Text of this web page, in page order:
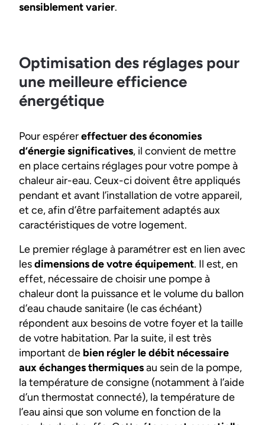
sensiblement varier.
Optimisation des réglages pour
une meilleure efficience
énergétique
Pour espérereffectuer des économies
d’énergie significatives, il convient de mettre
en place certains réglages pour votre pompe à
chaleur air-eau. Ceux-ci doivent être appliqués
pendant et avant l’installation de votre appareil,
et ce, afin d’être parfaitement adaptés aux
caractéristiques de votre logement.
Le premier réglage à paramétrer est en lien avec
lesdimensions de votre équipement. Il est, en
effet, nécessaire de choisir une pompe à
chaleur dont la puissance et le volume du ballon
d’eau chaude sanitaire (le cas échéant)
répondent aux besoins de votre foyer et la taille
de votre habitation. Par la suite, il est très
important de bien régler le débit nécessaire
aux échanges thermiquesau sein de la pompe,
la température de consigne (notamment à l’aide
d’un thermostat connecté), la température de
l’eau ainsi que son volume en fonction de la